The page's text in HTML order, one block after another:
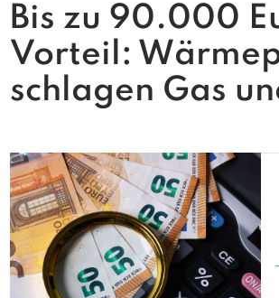
Bis zu 90.000
Vorteil:
schlagen Gas